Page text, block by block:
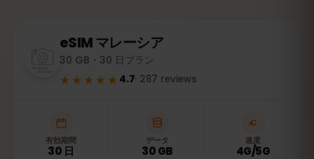
eSIMマレーシア
30 GB・30 日プラン
★★★★★ 4.7· 287 reviews
有効期間
30 日
データ
30 GB
速度
4G/5G